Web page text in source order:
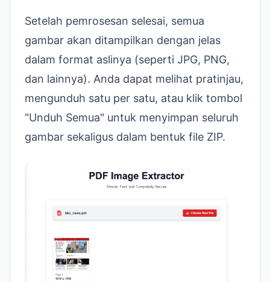
Setelah pemrosesan selesai, semua
gambar akan ditampilkan dengan jelas
dalam format aslinya (seperti JPG, PNG,
dan lainnya). Anda dapat melihat pratinjau,
mengunduh satu per satu, atau klik tombol
"Unduh Semua" untuk menyimpan seluruh
gambar sekaligus dalam bentuk file ZIP.